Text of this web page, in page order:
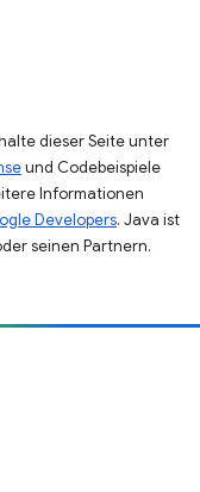
dieser Seite unter
und Codebeispiele
Informationen
Developers. Java ist
seinen Partnern.